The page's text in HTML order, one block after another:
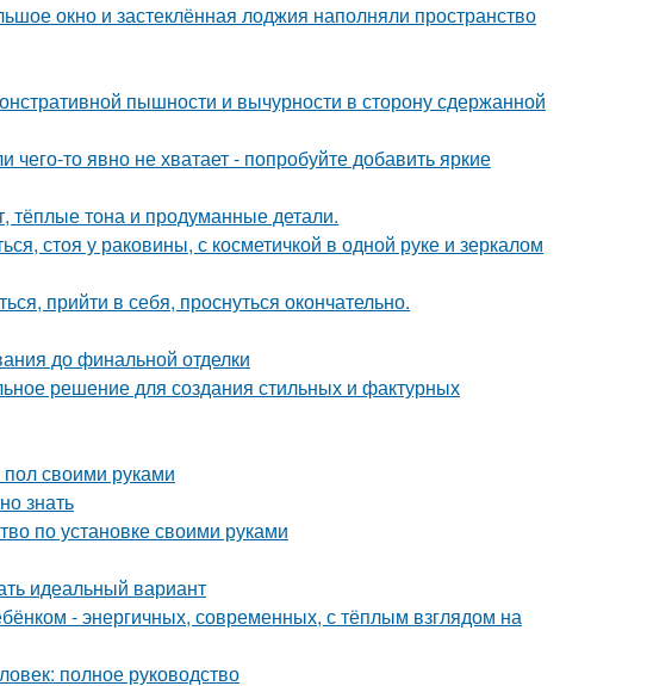
окно и застеклённая лоджия наполняли пространство
пышности и вычурности в сторону сдержанной
то явно не хватает - попробуйте добавить яркие
тёплые тона и продуманные детали.
стоя у раковины, с косметичкой в одной руке и зеркалом
прийти в себя, проснуться окончательно.
до финальной отделки
решение для создания стильных и фактурных
своими руками
знать
по установке своими руками
идеальный вариант
- энергичных, современных, с тёплым взглядом на
полное руководство